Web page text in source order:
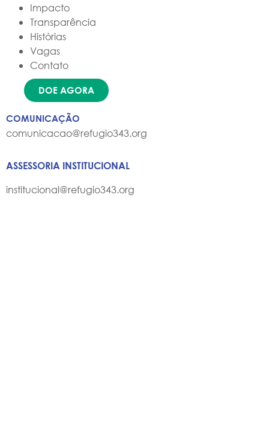
Impacto
Transparência
Histórias
Vagas
Contato
DOE AGORA
COMUNICAÇÃO
comunicacao@refugio343.org
ASSESSORIA INSTITUCIONAL
institucional@refugio343.org